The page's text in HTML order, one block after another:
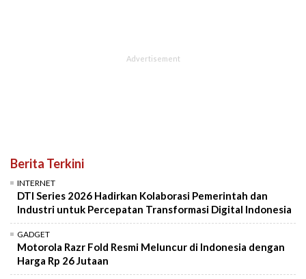
Berita Terkini
INTERNET
DTI Series 2026 Hadirkan Kolaborasi Pemerintah dan
Industri untuk Percepatan Transformasi Digital Indonesia
GADGET
Motorola Razr Fold Resmi Meluncur di Indonesia dengan
Harga Rp 26 Jutaan